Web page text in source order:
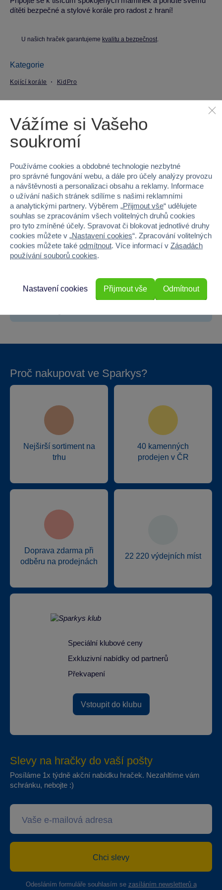
dítěti bezpečné a stylové korále pro radost z hraní!
U našich hraček garantujeme kvalitu a bezpečnost.
Kategorie
Kojící korále KidPro
Značka KidPro
Věk od narození
Pohlaví HOLKA, KLUK
Šířka 13
Hloubka 3
Proč nakupovat ve Sparkys?
Nejširší sortiment na
trhu
40 kamenných
prodejen v ČR
Doprava zdarma při
odběru na prodejnách
22 220 výdejních míst
Speciální klubové ceny
Exkluzivní nabídky od partnerů
Překvapení
Vstoupit do klubu
Slevy na hračky do vaší pošty
Posíláme 1x týdně akční nabídku hraček. Nezahltíme vám
schránku, nebojte :)
Chci slevy
Odesláním formuláře souhlasím se zasíláním newsletterů a
Vážíme si Vašeho
soukromí
Používáme cookies a obdobné technologie nezbytné
pro správné fungování webu, a dále pro účely analýzy provozu
a návštěvnosti a personalizaci obsahu a reklamy. Informace
o užívání našich stránek sdílíme s našimi reklamními
a analytickými partnery. Výběrem „Přijmout vše“ udělujete
souhlas se zpracováním všech volitelných druhů cookies
pro tyto zmíněné účely. Spravovat či blokovat jednotlivé druhy
cookies můžete v „Nastavení cookies“. Zpracování volitelných
cookies můžete také odmítnout. Více informací v Zásadách
používání souborů cookies.
Odmítnout
Nastavení cookies Přijmout vše